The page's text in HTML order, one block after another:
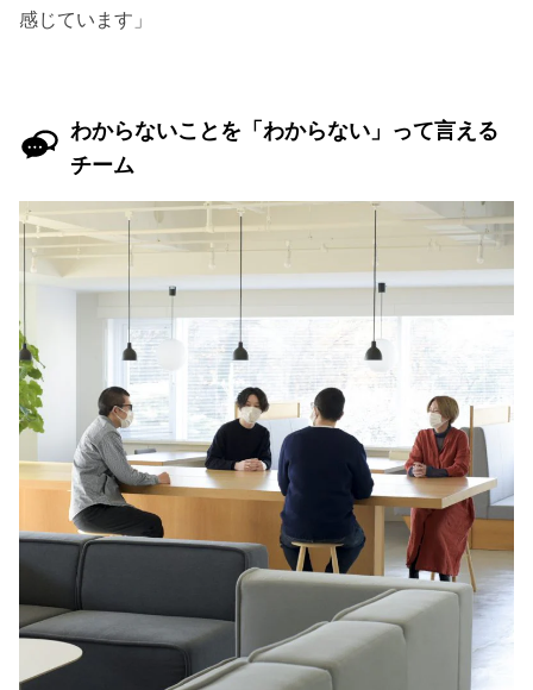
感じています」
わからないことを「わからない」って言える
チーム